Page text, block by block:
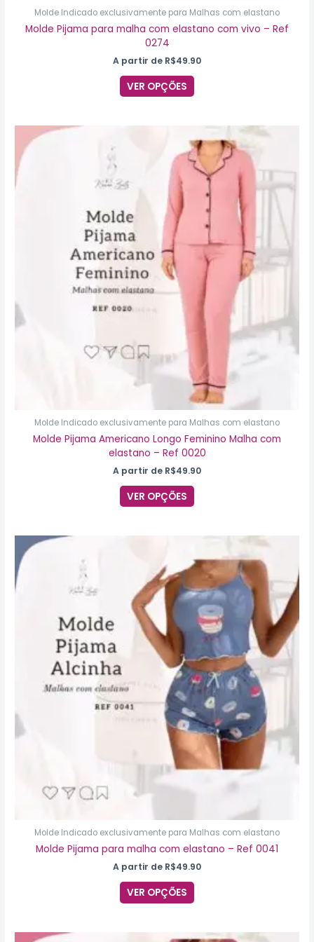
Molde Indicado exclusivamente para Malhas com elastano
Molde Pijama para malha com elastano com vivo – Ref
0274
A partir de R$49.90
VER OPÇÕES
Molde Indicado exclusivamente para Malhas com elastano
Molde Pijama Americano Longo Feminino Malha com
elastano – Ref 0020
A partir de R$49.90
VER OPÇÕES
produto
tem
várias
variantes.
opções
podem
ser
escolhidas
na
do
produto
Molde Indicado exclusivamente para Malhas com elastano
Molde Pijama para malha com elastano – Ref 0041
A partir de R$49.90
VER OPÇÕES
produto
tem
várias
variantes.
As
opções
podem
ser
escolhidas
na
página
do
produto
Este